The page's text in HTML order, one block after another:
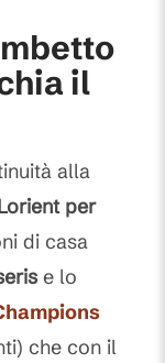
il
alla
per
di casa
e lo
che con il